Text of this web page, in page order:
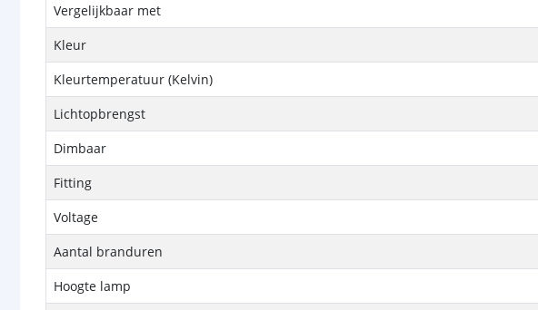
Vergelijkbaar met
Kleur
Kleurtemperatuur (Kelvin)
Lichtopbrengst
Dimbaar
Fitting
Voltage
Aantal branduren
Hoogte lamp